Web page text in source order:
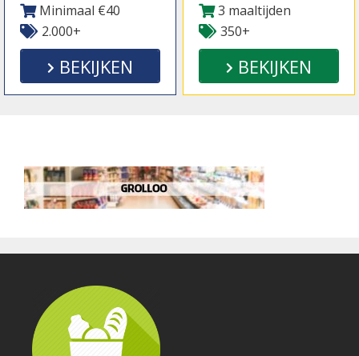
Minimaal €40
2.000+
BEKIJKEN
3 maaltijden
350+
BEKIJKEN